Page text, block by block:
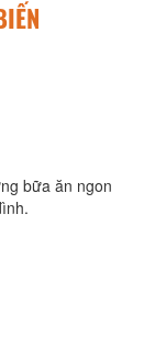
bữa ăn ngon